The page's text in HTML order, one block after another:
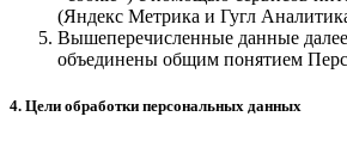
(Яндекс Метрика и Гугл
Вышеперечисленные данные
объединены общим понятием
4. Цели обработки персональных данных